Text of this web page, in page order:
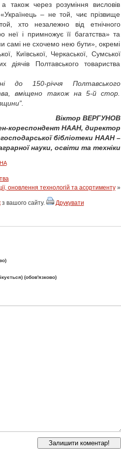
а також через розуміння висловів
– не той, чиє прізвище
хто незалежно від етнічного
неї і примножує її багатства» та
самі не схочемо нею бути», окремі
Київської, Черкаської, Сумської
діячів Полтавського товариства
до 150-річчя Полтавського
вміщено також на 5-й стор.
Віктор ВЕРГУНОВ
кореспондент НААН, директор
бібліотеки НААН –
науки, освіти та техніки
оновлення технологій та асортименту»
з вашого сайту. Друкувати
(обов'язково)